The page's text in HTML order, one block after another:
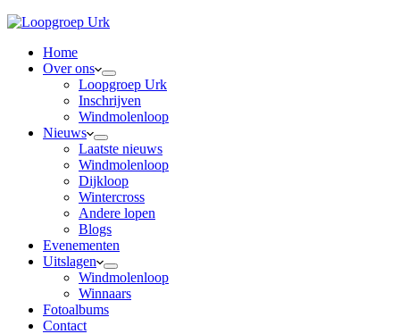
Home
Over ons
Loopgroep Urk
Inschrijven
Windmolenloop
Nieuws
Laatste nieuws
Windmolenloop
Dijkloop
Wintercross
Andere lopen
Blogs
Evenementen
Uitslagen
Windmolenloop
Winnaars
Fotoalbums
Contact